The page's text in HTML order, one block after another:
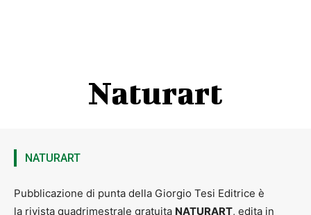
Naturart
NATURART
Pubblicazione di punta della Giorgio Tesi Editrice è
la rivista quadrimestrale gratuita NATURART, edita in